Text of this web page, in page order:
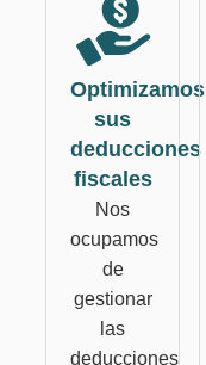
Optimizamos
sus
deducciones
fiscales
Nos
ocupamos
de
gestionar
las
deducciones